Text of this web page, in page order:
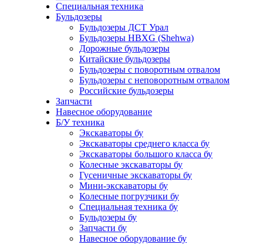
Специальная техника
Бульдозеры
Бульдозеры ДСТ Урал
Бульдозеры HBXG (Shehwa)
Дорожные бульдозеры
Китайские бульдозеры
Бульдозеры с поворотным отвалом
Бульдозеры с неповоротным отвалом
Российские бульдозеры
Запчасти
Навесное оборудование
Б/У техника
Экскаваторы бу
Экскаваторы среднего класса бу
Экскаваторы большого класса бу
Колесные экскаваторы бу
Гусеничные экскаваторы бу
Мини-экскаваторы бу
Колесные погрузчики бу
Специальная техника бу
Бульдозеры бу
Запчасти бу
Навесное оборудование бу